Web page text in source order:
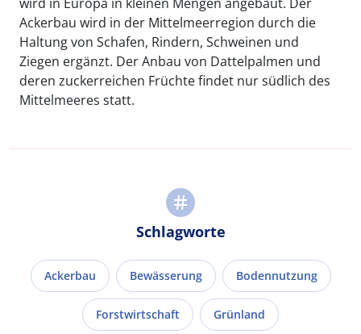
Ackerbau wird in der Mittelmeerregion durch die
Haltung von Schafen, Rindern, Schweinen und
Ziegen ergänzt. Der Anbau von Dattelpalmen und
deren zuckerreichen Früchte findet nur südlich des
Mittelmeeres statt.
Schlagworte
Ackerbau Bewässerung Bodennutzung
Forstwirtschaft Grünland